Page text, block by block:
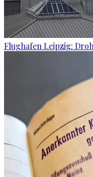
Flughafen Leipzig: